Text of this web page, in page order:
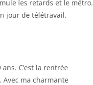
les retards et le métro.
jour de télétravail.
C’est la rentrée
Avec ma charmante